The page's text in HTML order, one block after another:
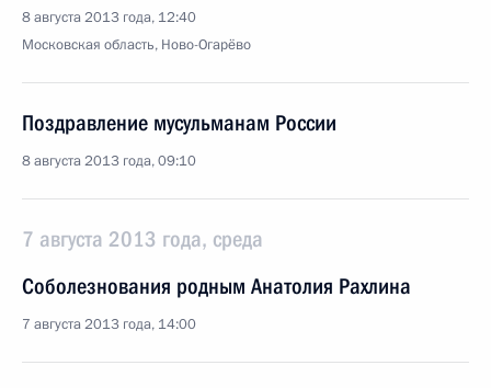
8 августа 2013 года, 12:40
Московская область, Ново-Огарёво
Поздравление мусульманам России
8 августа 2013 года, 09:10
7 августа 2013 года, среда
Соболезнования родным Анатолия Рахлина
7 августа 2013 года, 14:00